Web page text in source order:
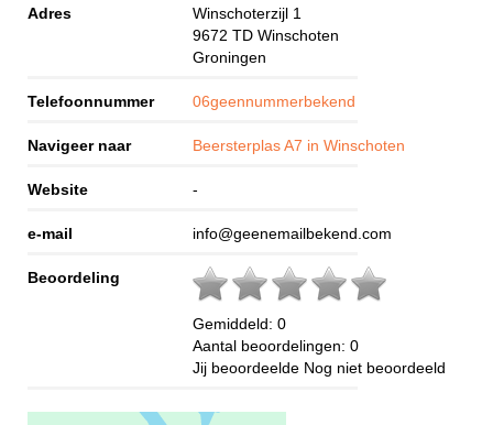
Adres
Winschoterzijl 1
9672 TD Winschoten
Groningen
Telefoonnummer 06geennummerbekend
Navigeer naar Beersterplas A7 in Winschoten
Website -
e-mail info@geenemailbekend.com
Beoordeling
Gemiddeld: 0
Aantal beoordelingen: 0
Jij beoordeelde Nog niet beoordeeld